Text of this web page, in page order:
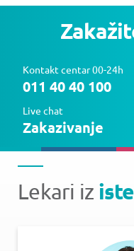
Kontakt centar 00-24h
011 40 40 100
Live chat
Zakazivanje
Lekari iz